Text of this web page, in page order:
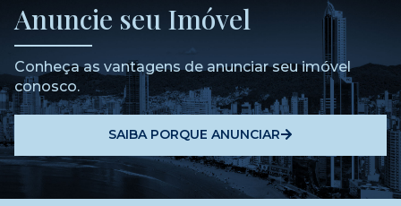
Anuncie seu Imóvel
Conheça as vantagens de anunciar seu imóvel
conosco.
SAIBA PORQUE ANUNCIAR